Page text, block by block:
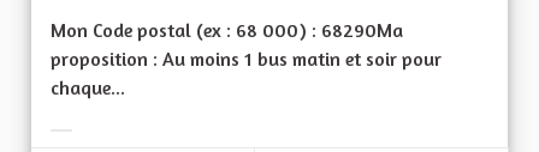
Mon Code postal (ex : 68 000) : 68290Ma
proposition : Au moins 1 bus matin et soir pour
chaque...